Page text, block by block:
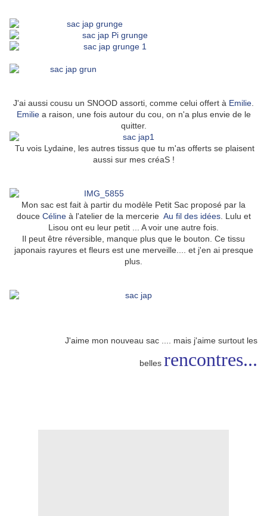
J'ai aussi cousu un SNOOD assorti, comme celui offert à Emilie
Emilie a raison, une fois autour du cou, on n'a plus envie de le
quitter.
Tu vois Lydaine, les autres tissus que tu m'as offerts se plaisent
aussi sur mes créaS !
Mon sac est fait à partir du modèle Petit Sac proposé par la
douce Céline à l'atelier de la mercerie Au fil des idées. Lulu et
Lisou ont eu leur petit ... A voir une autre fois.
Il peut être réversible, manque plus que le bouton. Ce tissu
japonais rayures et fleurs est une merveille.... et j'en ai presque
plus.
J'aime mon nouveau sac .... mais j'aime surtout les
belles rencontres...